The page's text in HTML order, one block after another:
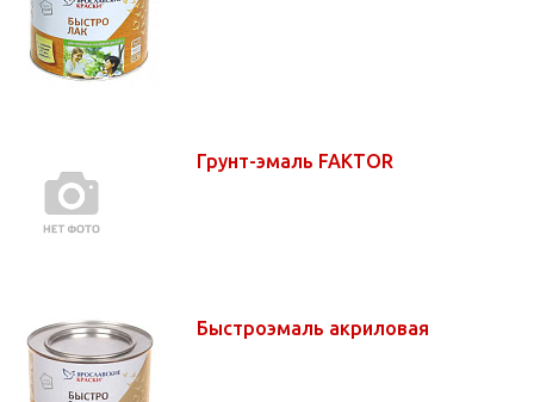
Грунт-эмаль FAKTOR
Быстроэмаль акриловая